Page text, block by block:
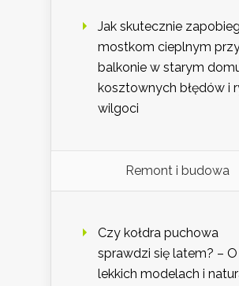
Jak skutecznie
mostkom cieplnym
balkonie w starym
kosztownych błędów i
wilgoci
Remont i budowa
Czy kołdra puchowa
sprawdzi się latem? – O
lekkich modelach i